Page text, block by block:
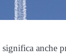
anche